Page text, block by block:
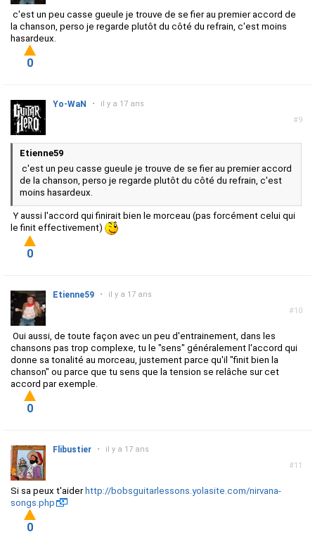
c'est un peu casse gueule je trouve de se fier au premier accord de
la chanson, perso je regarde plutôt du côté du refrain, c'est moins
hasardeux.
0
#9
Yo-WaN • il y a 17 ans
Etienne59
c'est un peu casse gueule je trouve de se fier au premier accord
de la chanson, perso je regarde plutôt du côté du refrain, c'est
moins hasardeux.
Y aussi l'accord qui finirait bien le morceau (pas forcément celui qui
le finit effectivement)
0
#10
Etienne59 • il y a 17 ans
Oui aussi, de toute façon avec un peu d'entrainement, dans les
chansons pas trop complexe, tu le "sens" généralement l'accord qui
donne sa tonalité au morceau, justement parce qu'il "finit bien la
chanson" ou parce que tu sens que la tension se relâche sur cet
accord par exemple.
0
#11
Flibustier • il y a 17 ans
Si sa peux t'aider http://bobsguitarlessons.yolasite.com/nirvana-
songs.php
0